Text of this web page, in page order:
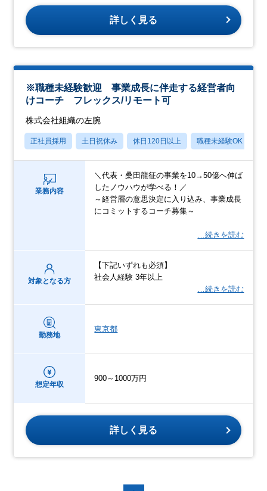
詳しく見る
※職種未経験歓迎 事業成長に伴走する経営者向
けコーチ フレックス/リモート可
株式会社組織の左腕
正社員採用 土日祝休み 休日120日以上 職種未経験OK
業務内容
＼代表・桑田龍征の事業を10→50億へ伸ば
したノウハウが学べる！／
～経営層の意思決定に入り込み、事業成長
にコミットするコーチ募集～
…続きを読む
対象となる方
【下記いずれも必須】
社会人経験 3年以上
…続きを読む
勤務地
東京都
想定年収
900～1000万円
詳しく見る